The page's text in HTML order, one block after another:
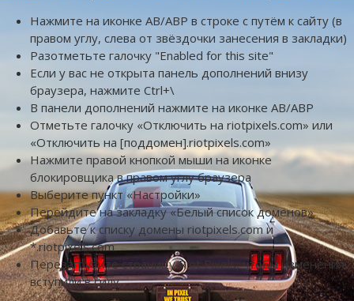
Нажмите на иконке AB/ABP в строке с путём к сайту (в
правом углу, слева от звёздочки занесения в закладки)
Разотметьте галочку "Enabled for this site"
Если у вас не открыта панель дополнений внизу
браузера, нажмите Ctrl+\
В панели дополнений нажмите на иконке AB/ABP
Отметьте галочку «Отключить на riotpixels.com» или
«Отключить на [поддомен].riotpixels.com»
Нажмите правой кнопкой мыши на иконке
блокировщика в правом углу браузера
Выберите пункт «Настройки»
Перейдите на закладку «Белый список доменов»
Добавьте к списку домены riotpixels.com и
*.riotpixels.com
Перезагрузите страницу Riot Pixels, чтобы изменения
вступили в силу